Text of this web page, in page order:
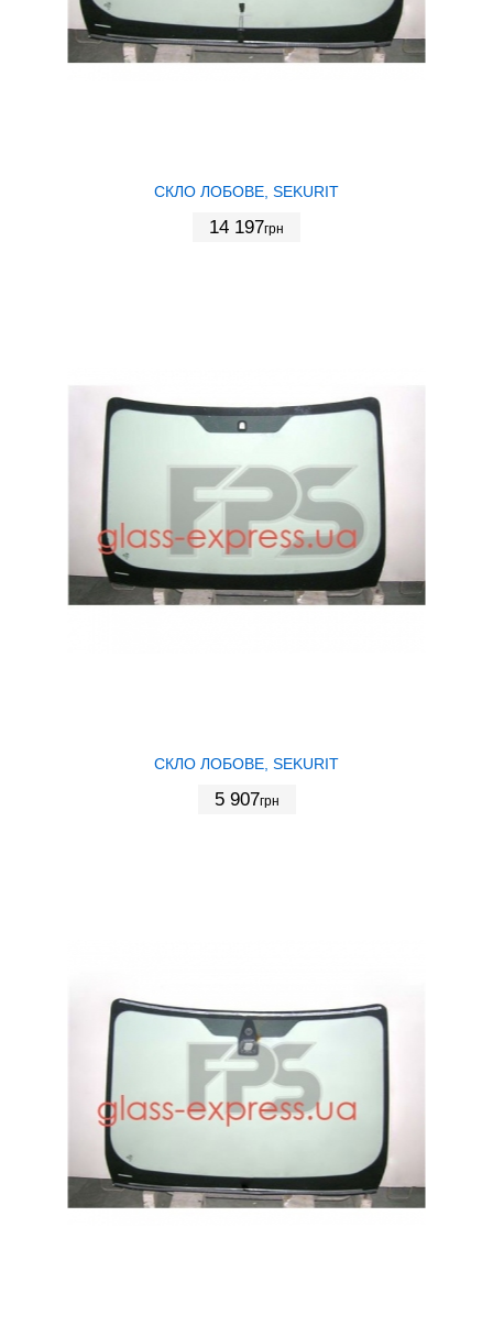
СКЛО ЛОБОВЕ, SEKURIT
14 197грн
СКЛО ЛОБОВЕ, SEKURIT
5 907грн